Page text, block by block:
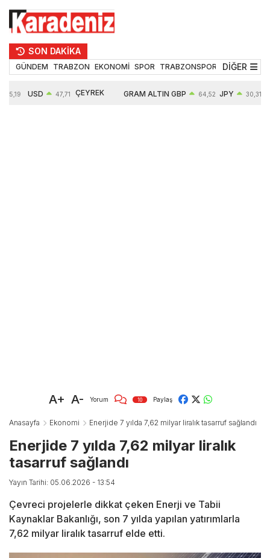
SON DAKİKA
GÜNDEM TRABZON EKONOMİ SPOR TRABZONSPOR TEKNOLOJİ
DİĞER
55,19 USD 47,71 ÇEYREK GRAM ALTIN GBP 64,52 JPY 30,31
A+ A- Yorum 10 Paylaş
Anasayfa Ekonomi Enerjide 7 yılda 7,62 milyar liralık tasarruf sağlandı
Enerjide 7 yılda 7,62 milyar liralık
tasarruf sağlandı
Yayın Tarihi: 05.06.2026 - 13:54
Çevreci projelerle dikkat çeken Enerji ve Tabii
Kaynaklar Bakanlığı, son 7 yılda yapılan yatırımlarla
7,62 milyar liralık tasarruf elde etti.